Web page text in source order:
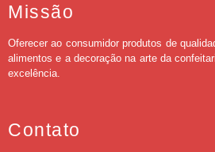
Missão
Oferecer ao consumidor produtos de
alimentos e a decoração na arte da
excelência.
Contato